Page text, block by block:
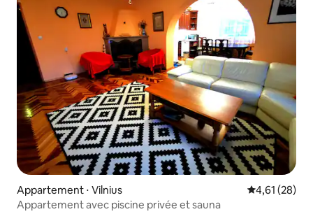
Appartement ⋅ Vilnius Évaluation
4,61 (28)
Appartement avec piscine privée et sauna